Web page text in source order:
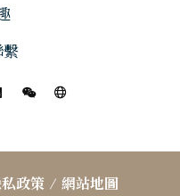
政策 網站地圖